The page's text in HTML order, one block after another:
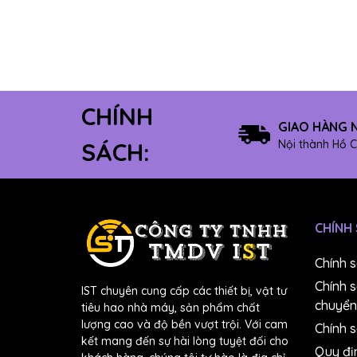
8" Không keo
Máy mài dây
#4000
#5000
#7000
#8000
Dung dịch chuẩn pH
Máy đúc
Bút đo NO3-
CHÍNH
SÁCH:
GIAO HÀNG
Nội thành Hồ
IST chuyên cung cấp các thiết bị, vật tư
tiêu hao nhà máy, sản phẩm chất
lượng cao và độ bền vượt trội. Với cam
kết mang đến sự hài lòng tuyệt đối cho
CHÍNH
Chính
Chính
chuyển
Chính
Quy